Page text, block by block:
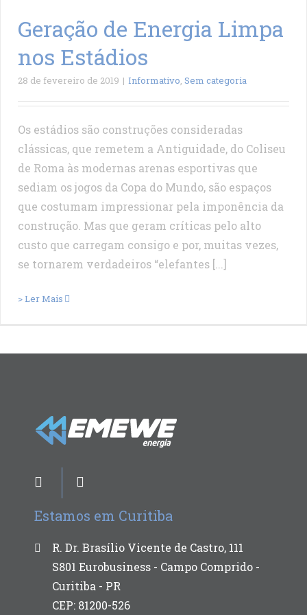
Geração de Energia Limpa
nos Estádios
28 de fevereiro de 2019 | Informativo Sem categoria
Os estádios são construções consideradas
clássicas, que remetem a Antiguidade, do Coliseu
de Roma às modernas arenas esportivas que
sediam os jogos da Copa do Mundo, são espaços
que costumam impressionar pela imponência da
construção. Mas que geram críticas pelo alto
custo que carregam consigo e por, muitas vezes,
se tornarem verdadeiros “elefantes [...]
> Ler Mais
Estamos em Curitiba
R. Dr. Brasílio Vicente de Castro, 111
S801 Eurobusiness - Campo Comprido -
Curitiba - PR
CEP: 81200-526